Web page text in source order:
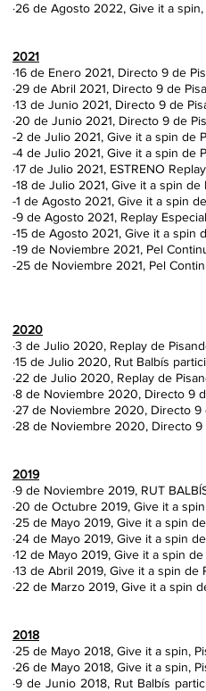
·26 de Agosto 2022, Give it a
2021
·16 de Enero 2021, Directo 9 de
·29 de Abril 2021, Directo 9 de
·13 de Junio 2021, Directo 9 de
·20 de Junio 2021, Directo 9 de
-2 de Julio 2021, Give it a spin de
-4 de Julio 2021, Give it a spin de
·17 de Julio 2021, ESTRENO
-18 de Julio 2021, Give it a spin de
-1 de Agosto 2021, Give it a spin
-9 de Agosto 2021, Replay
-15 de Agosto 2021, Give it a spin
-19 de Noviembre 2021, Pel
-25 de Noviembre 2021, Pel
2020
·3 de Julio 2020, Replay de
·15 de Julio 2020, Rut Balbís
·22 de Julio 2020, Replay de
·8 de Noviembre 2020, Directo 9
·27 de Noviembre 2020, Directo
·28 de Noviembre 2020, Directo
2019
·9 de Noviembre 2019, RUT
·20 de Octubre 2019, Give it a
·25 de Mayo 2019, Give it a spin
·24 de Mayo 2019, Give it a spin
·12 de Mayo 2019, Give it a spin
·13 de Abril 2019, Give it a spin de
·22 de Marzo 2019, Give it a spin
2018
·25 de Mayo 2018, Give it a spin,
·26 de Mayo 2018, Give it a spin,
·9 de Junio 2018, Rut Balbís